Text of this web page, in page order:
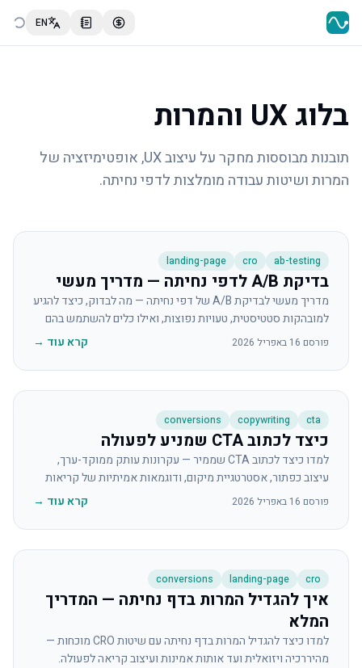
EN
בלוג UX והמרות
תובנות מבוססות מחקר על עיצוב UX, אופטימיזציה של
המרות ושיטות עבודה מומלצות לדפי נחיתה.
ab-testing
cro
landing-page
בדיקת A/B לדפי נחיתה — מדריך מעשי
מדריך מעשי לבדיקת A/B של דפי נחיתה — מה לבדוק, כיצד להגיע
למובהקות סטטיסטית, טעויות נפוצות, ואילו כלים להשתמש בהם
בכל שלב צמיחה.
פורסם 16 באפריל 2026 קרא עוד →
cta
copywriting
conversions
כיצד לכתוב CTA שמניע לפעולה
למדו כיצד לכתוב CTA שממיר — עקרונות עותק ממוקד-ערך,
עיצוב כפתור, אסטרטגיית מיקום, ודוגמאות אמיתיות של קריאות
לפעולה חלשות מול חזקות.
פורסם 16 באפריל 2026 קרא עוד →
cro
landing-page
conversions
איך להגדיל המרות בדף נחיתה — המדריך
המלא
למדו כיצד להגדיל המרות בדף נחיתה עם שיטות CRO מוכחות —
מהיררכיה ויזואלית ועד אותות אמינות ועיצוב קריאה לפעולה.